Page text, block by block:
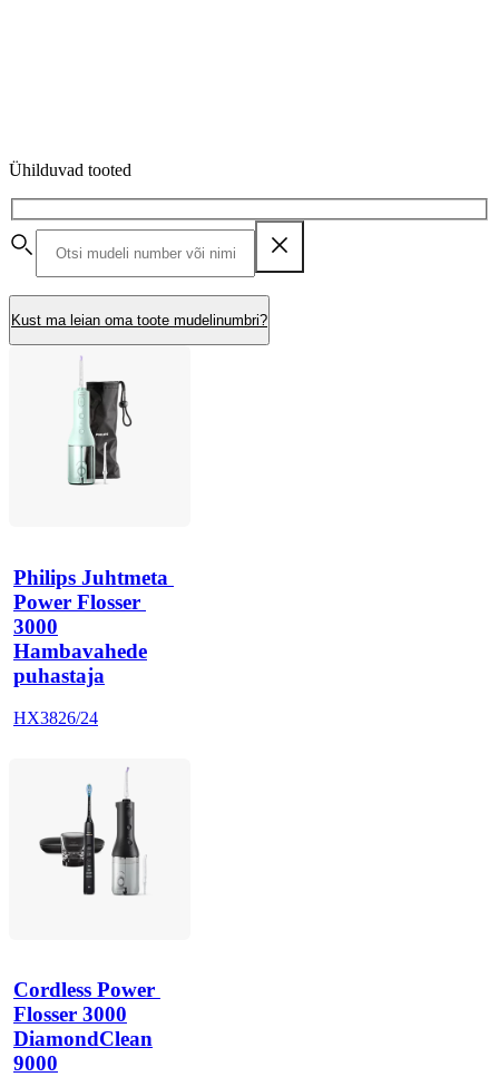
Ühilduvad tooted
Kust ma leian oma toote mudelinumbri?
Philips Juhtmeta
Power Flosser
3000
Hambavahede
puhastaja
HX3826/24
Cordless Power
Flosser 3000
DiamondClean
9000